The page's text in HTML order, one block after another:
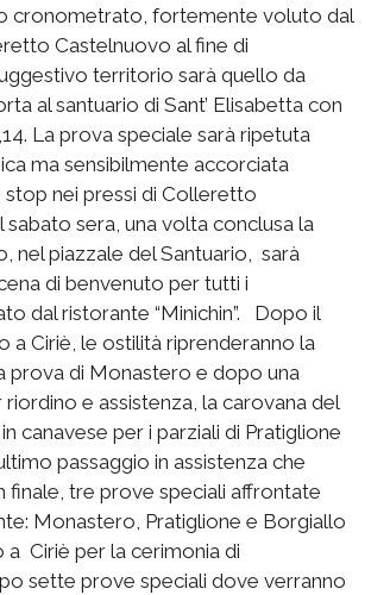
cronometrato, fortemente voluto dal
Castelnuovo al fine di
territorio sarà quello da
al santuario di Sant’ Elisabetta con
La prova speciale sarà ripetuta
ma sensibilmente accorciata
nei pressi di Colleretto
sera, una volta conclusa la
nel piazzale del Santuario, sarà
di benvenuto per tutti i
dal ristorante “Minichin”. Dopo il
a Ciriè, le ostilità riprenderanno la
prova di Monastero e dopo una
riordino e assistenza, la carovana del
canavese per i parziali di Pratiglione
passaggio in assistenza che
finale, tre prove speciali affrontate
Monastero, Pratiglione e Borgiallo
a Ciriè per la cerimonia di
sette prove speciali dove verranno